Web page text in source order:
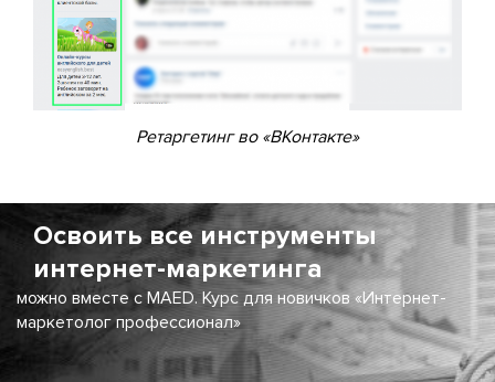
Ретаргетинг во «ВКонтакте»
Освоить все инструменты
интернет-маркетинга
можно вместе с MAED. Курс для новичков «Интернет-
маркетолог профессионал»